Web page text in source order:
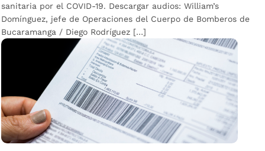
sanitaria por el COVID-19. Descargar audios: William’s
Domínguez, jefe de Operaciones del Cuerpo de Bomberos de
Bucaramanga / Diego Rodríguez […]